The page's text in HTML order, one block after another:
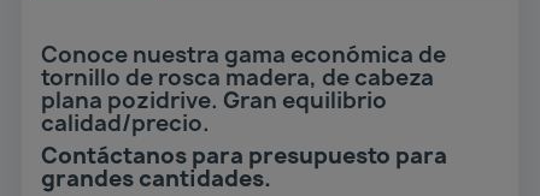
Conoce nuestra gama económica de
tornillo de rosca madera, de cabeza
plana pozidrive. Gran equilibrio
calidad/precio.
Contáctanos para presupuesto para
grandes cantidades.